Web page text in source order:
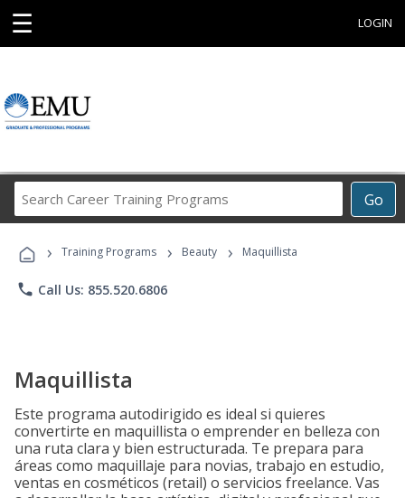
☰ LOGIN
Go
Career
Programs
› Training Programs › Beauty › Maquillista
phone Call Us: 855.520.6806
Maquillista
Este programa autodirigido es ideal si quieres
convertirte en maquillista o emprender en belleza con
una ruta clara y bien estructurada. Te prepara para
áreas como maquillaje para novias, trabajo en estudio,
ventas en cosméticos (retail) o servicios freelance. Vas